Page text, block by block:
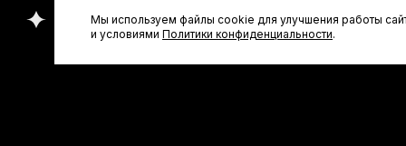
Мы используем файлы cookie для улучшения работы
и условиями Политики конфиденциальности.